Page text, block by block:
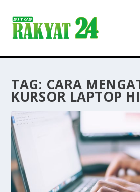
TAG: CARA
KURSOR LAPTOP